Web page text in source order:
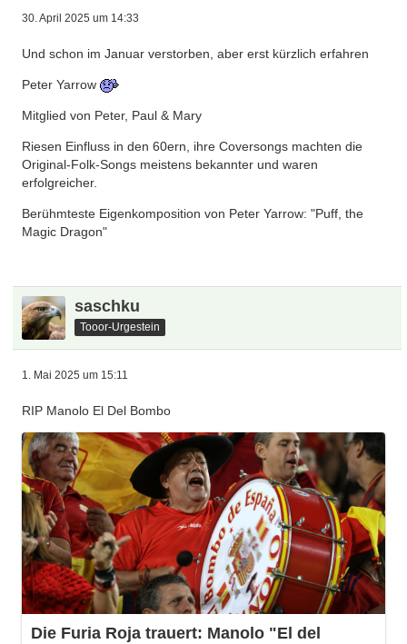
30. April 2025 um 14:33
Und schon im Januar verstorben, aber erst kürzlich erfahren
Peter Yarrow
Mitglied von Peter, Paul & Mary
Riesen Einfluss in den 60ern, ihre Coversongs machten die
Original-Folk-Songs meistens bekannter und waren
erfolgreicher.
Berühmteste Eigenkomposition von Peter Yarrow: "Puff, the
Magic Dragon"
saschku
Tooor-Urgestein
1. Mai 2025 um 15:11
RIP Manolo El Del Bombo
Die Furia Roja trauert: Manolo "El del